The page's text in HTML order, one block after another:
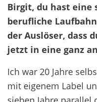
Birgit, du hast eine
berufliche
der Auslöser, dass
jetzt in eine ganz
Ich war 20 Jahre
mit eigenem Label